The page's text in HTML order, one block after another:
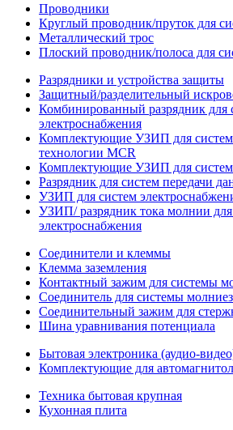
Проводники
Круглый проводник/пруток для
Металлический трос
Плоский проводник/полоса для
Разрядники и устройства защиты
Защитный/разделительный
Комбинированный разрядник для
электроснабжения
Комплектующие УЗИП для систем
технологии MCR
Комплектующие УЗИП для систем
Разрядник для систем передачи
УЗИП для систем
УЗИП/ разрядник тока молнии для
электроснабжения
Соединители и клеммы
Клемма заземления
Контактный зажим для системы
Соединитель для системы
Соединительный зажим для
Шина уравнивания потенциала
Бытовая электроника (аудио-
Комплектующие для
Техника бытовая крупная
Кухонная плита